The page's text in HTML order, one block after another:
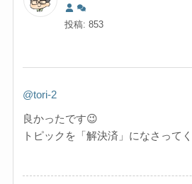
投稿: 853
@tori-2
良かったです😉
トピックを「解決済」になさってく